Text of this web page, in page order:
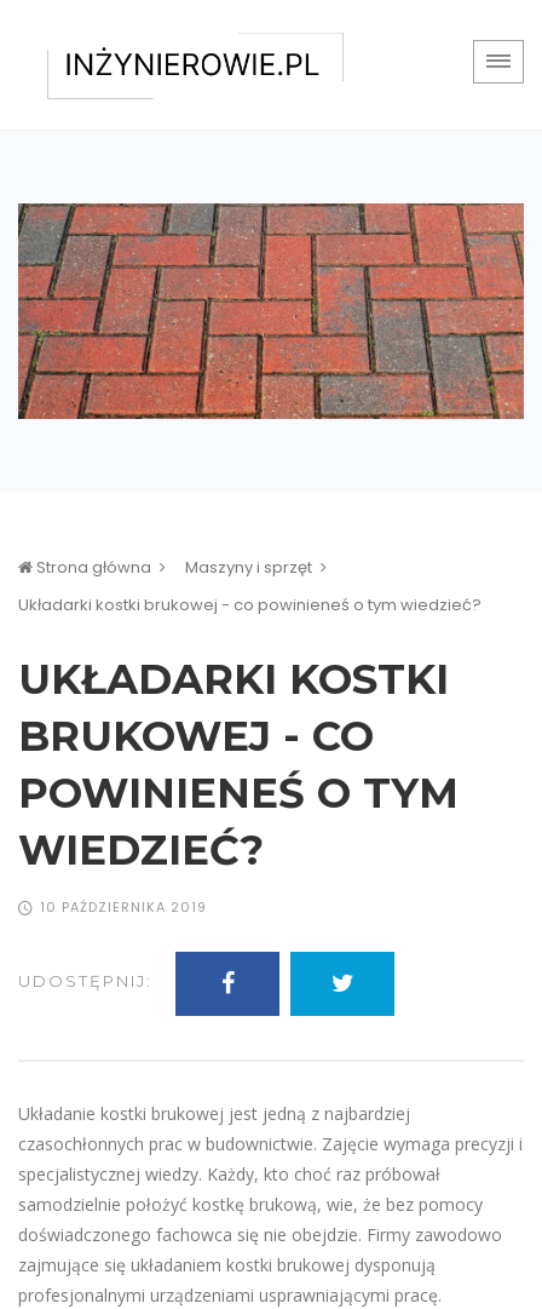
Strona główna
Maszyny i sprzęt
Układarki kostki brukowej - co powinieneś o tym wiedzieć?
UKŁADARKI KOSTKI
BRUKOWEJ - CO
POWINIENEŚ O TYM
WIEDZIEĆ?
10 PAŹDZIERNIKA 2019
UDOSTĘPNIJ:
Układanie kostki brukowej jest jedną z najbardziej
czasochłonnych prac w budownictwie. Zajęcie wymaga precyzji i
specjalistycznej wiedzy. Każdy, kto choć raz próbował
samodzielnie położyć kostkę brukową, wie, że bez pomocy
doświadczonego fachowca się nie obejdzie. Firmy zawodowo
zajmujące się układaniem kostki brukowej dysponują
profesjonalnymi urządzeniami usprawniającymi pracę.